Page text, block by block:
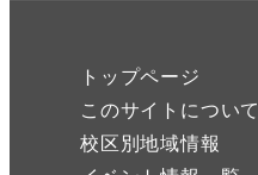
トップページ
このサイトについて
校区別地域情報